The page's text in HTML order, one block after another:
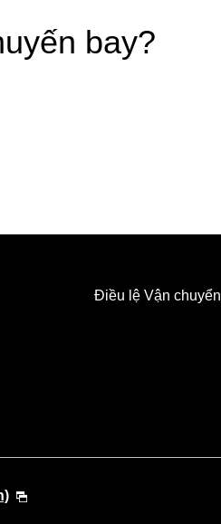
bay?
Điều lệ Vận chuyển